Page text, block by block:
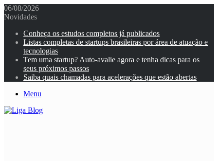
06/08/2026
Novidades
Conheça os estudos completos já publicados
Listas completas de startups brasileiras por área de atuação e
tecnologias
Tem uma startup? Auto-avalie agora e tenha dicas para os
seus próximos passos
Saiba quais chamadas para acelerações que estão abertas
Menu